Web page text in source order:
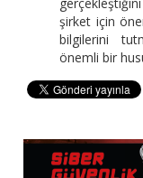
şirket için
bilgilerini
önemli bir